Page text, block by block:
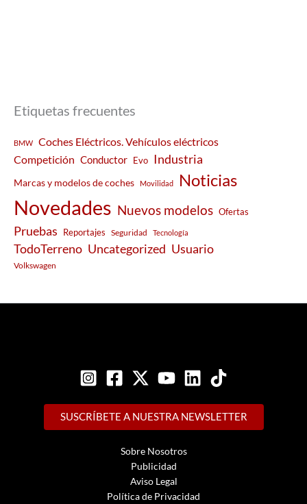
Etiquetas frecuentes
BMW
Coches Eléctricos. Vehículos eléctricos
Competición Conductor Evo Industria
Marcas y modelos de coches Movilidad Noticias
Novedades Nuevos modelos Ofertas
Pruebas Reportajes Seguridad Tecnología
TodoTerreno Uncategorized Usuario
Volkswagen
SUSCRÍBETE A NUESTRA NEWSLETTER
Sobre Nosotros
Publicidad
Aviso Legal
Política de Privacidad